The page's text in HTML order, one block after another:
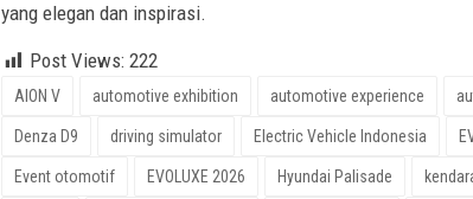
yang elegan dan inspirasi.
Post Views: 222
AION V automotive exhibition automotive experience
Denza D9 driving simulator Electric Vehicle Indonesia
Event otomotif EVOLUXE 2026 Hyundai Palisade